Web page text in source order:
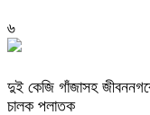
৬
দুই কেজি গাঁজাসহ
চালক পলাতক